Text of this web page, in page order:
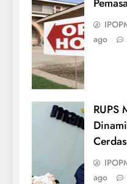
ago
RUPS
Cerdas
ago